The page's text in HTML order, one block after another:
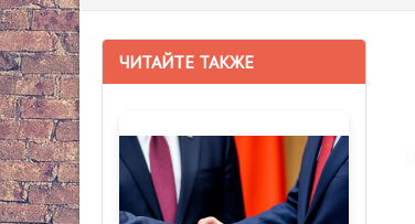
ЧИТАЙТЕ ТАКЖЕ